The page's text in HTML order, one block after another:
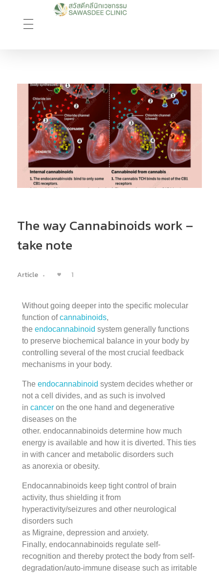
The way Cannabinoids work –
take note
Article 1
Without going deeper into the specific molecular
function ofcannabinoids,
the endocannabinoid system generally functions
to preserve biochemical balance in your body by
controlling several of the most crucial feedback
mechanisms in your body.
The endocannabinoid system decides whether or
not a cell divides, and as such is involved
in cancer on the one hand and degenerative
diseases on the
other. endocannabinoids determine how much
energy is available and how it is diverted. This ties
in with cancer and metabolic disorders such
as anorexia or obesity.
Endocannabinoids keep tight control of brain
activity, thus shielding it from
hyperactivity/seizures and other neurological
disorders such
as Migraine, depression and anxiety.
Finally, endocannabinoids regulate self-
recognition and thereby protect the body from self-
degradation/auto-immune disease such as irritable